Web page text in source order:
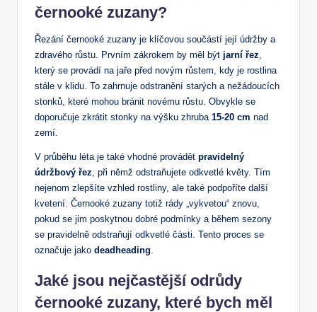
černooké zuzany?
Řezání černooké zuzany je klíčovou součástí její údržby a
zdravého růstu. Prvním zákrokem by měl být jarní řez
který se provádí na jaře před novým růstem, kdy je rostlina
stále v klidu. To zahrnuje odstranění starých a nežádoucích
stonků, které mohou bránit novému růstu. Obvykle se
doporučuje zkrátit stonky na výšku zhruba 15-20 cm nad
zemí.
V průběhu léta je také vhodné provádět pravidelný
údržbový řez , při němž odstraňujete odkvetlé květy. Tím
nejenom zlepšíte vzhled rostliny, ale také podpoříte další
kvetení. Černooké zuzany totiž rády „vykvetou“ znovu,
pokud se jim poskytnou dobré podmínky a během sezony
se pravidelně odstraňují odkvetlé části. Tento proces se
označuje jako deadheading
Jaké jsou nejčastější odrůdy
černooké zuzany, které bych měl